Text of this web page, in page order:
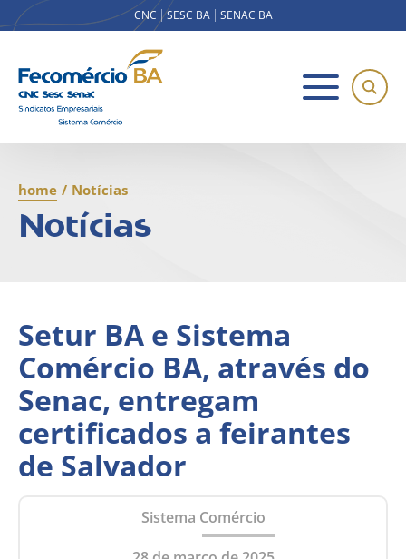
CNC SESC BA SENAC BA
home / Notícias
Notícias
Setur BA e Sistema
Comércio BA, através do
Senac, entregam
certificados a feirantes
de Salvador
Sistema Comércio